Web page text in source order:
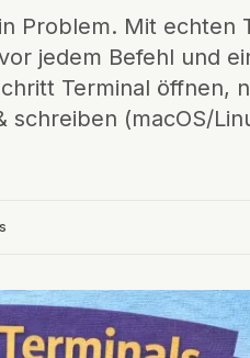
Problem. Mit echten
jedem Befehl und
Terminal öffnen,
schreiben (macOS/